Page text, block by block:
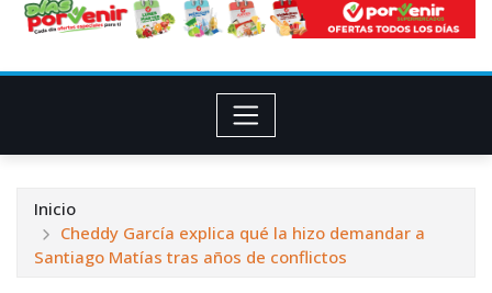
Inicio
Cheddy García explica qué la hizo demandar a
Santiago Matías tras años de conflictos